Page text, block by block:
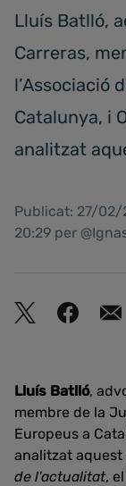
Lluís Batlló,
Carreras,
l’Associació
Catalunya, i
analitzat
Publicat: 27/02/
20:29 per
Lluís Batlló,
membre de la
Europeus a
analitzat aquest
de l'actualitat,